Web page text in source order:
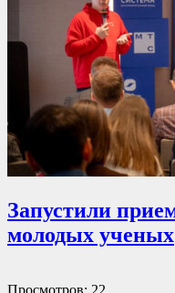
Запустили
молодых ученых
Просмотров: 22